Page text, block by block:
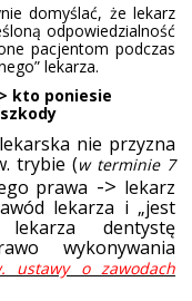
że lekarz
odpowiedzialność
pacjentom podczas
lekarza.
kto poniesie
nie przyzna
trybie (w terminie 7
prawa -> lekarz
lekarza i „jest
dentystę
wykonywania
o zawodach